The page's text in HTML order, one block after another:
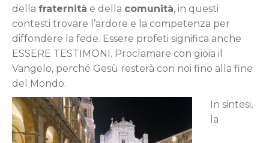
della fraternità e della comunità, in questi
contesti trovare l’ardore e la competenza per
diffondere la fede. Essere profeti significa anche
ESSERE TESTIMONI. Proclamare con gioia il
Vangelo, perché Gesù resterà con noi fino alla fine
del Mondo.
In sintesi,
la